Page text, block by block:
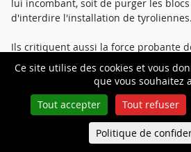
Ce site utilise des cookies et vous
que vous souhaitez
Tout accepter
Tout refuser
Politique de
lui incombant, soit de purger les
d'interdire l'installation de tyroliennes.
Ils critiquent aussi la force probante
[R] [F], mandaté par la société Allianz
celui-ci n'a pas de compétence en
hydrogéologie contrairement à
recherches géologiques et minières
désigné dans le cadre de l’enquête
sur les lieux près de six ans après
Queue-Fair